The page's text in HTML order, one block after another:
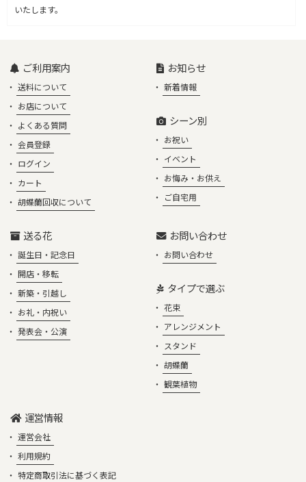
いたします。
ご利用案内
送料について
お店について
よくある質問
会員登録
ログイン
カート
胡蝶蘭回収について
お知らせ
新着情報
シーン別
お祝い
イベント
お悔み・お供え
ご自宅用
送る花
誕生日・記念日
開店・移転
新築・引越し
お礼・内祝い
発表会・公演
お問い合わせ
お問い合わせ
タイプで選ぶ
花束
アレンジメント
スタンド
胡蝶蘭
観葉植物
運営情報
運営会社
利用規約
特定商取引法に基づく表記